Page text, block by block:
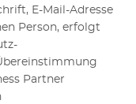
E-Mail-Adresse
Person, erfolgt
Partner